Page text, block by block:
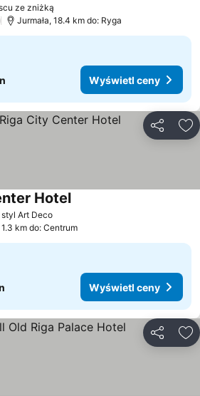
ze zniżką
Jurmała, 18.4 km do: Ryga
Wyświetl ceny
Art Deco
Hotel
1.3 km do: Centrum
Wyświetl ceny